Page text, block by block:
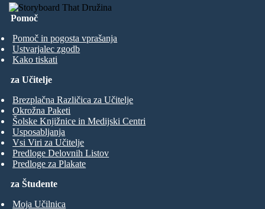
Pomoč
Pomoč in pogosta vprašanja
Ustvarjalec zgodb
Kako tiskati
za Študente
Moja Učilnica
za Učitelje
Brezplačna Različica za Učitelje
Okrožna Paketi
Šolske Knjižnice in Medijski Centri
Usposabljanja
Vsi Viri za Učitelje
Predloge Delovnih Listov
Predloge za Plakate